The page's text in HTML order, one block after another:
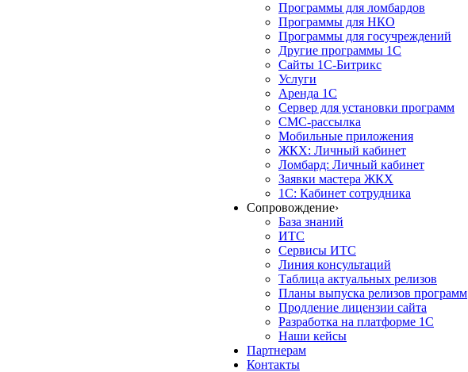
Программы для ломбардов
Программы для НКО
Программы для госучреждений
Другие программы 1С
Сайты 1С-Битрикс
Услуги
Аренда 1С
Сервер для установки программ
СМС-рассылка
Мобильные приложения
ЖКХ: Личный кабинет
Ломбард: Личный кабинет
Заявки мастера ЖКХ
1С: Кабинет сотрудника
Сопровождение›
База знаний
ИТС
Сервисы ИТС
Линия консультаций
Таблица актуальных релизов
Планы выпуска релизов программ
Продление лицензии сайта
Разработка на платформе 1С
Наши кейсы
Партнерам
Контакты